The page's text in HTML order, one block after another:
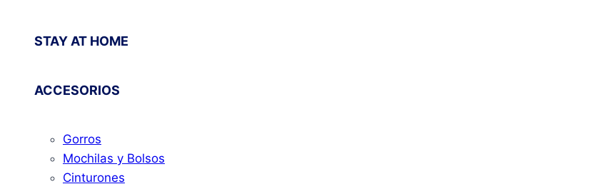
STAY AT HOME
ACCESORIOS
Gorros
Mochilas y Bolsos
Cinturones